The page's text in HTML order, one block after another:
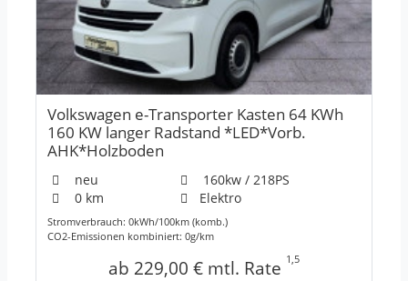
Volkswagen e-Transporter Kasten 64 KWh
160 KW langer Radstand *LED*Vorb.
AHK*Holzboden
neu
160kw / 218PS
0 km
Elektro
Stromverbrauch: 0kWh/100km (komb.)
CO2-Emissionen kombiniert: 0g/km
ab 229,00 € mtl. Rate 1,5